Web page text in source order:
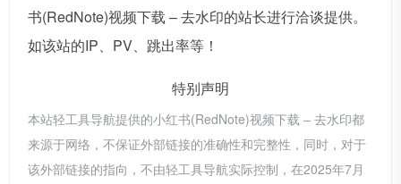
书(RedNote)视频下载 – 去水印的站长进行洽谈提供。
如该站的IP、PV、跳出率等！
特别声明
本站轻工具导航提供的小红书(RedNote)视频下载 – 去水印都
来源于网络，不保证外部链接的准确性和完整性，同时，对于
该外部链接的指向，不由轻工具导航实际控制，在2025年7月